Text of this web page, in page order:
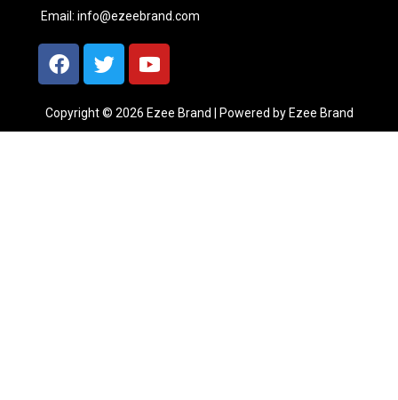
Email: info@ezeebrand.com
Copyright © 2026 Ezee Brand | Powered by Ezee Brand